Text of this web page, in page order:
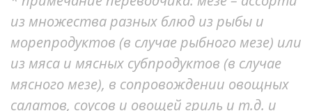
из множества разных блюд из рыбы и
морепродуктов (в случае рыбного мезе) или
из мяса и мясных субпродуктов (в случае
мясного мезе), в сопровождении овощных
салатов, соусов и овощей гриль и т.д. и